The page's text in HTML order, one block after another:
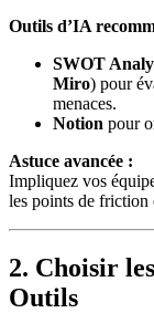
Outils d’IA
SWOT
Miro) pour
menaces.
Notion pour
Astuce avancée :
Impliquez vos
les points de friction
2. Choisir
Outils